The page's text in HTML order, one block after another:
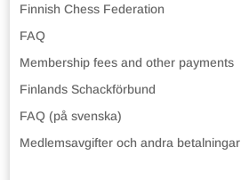
Finnish Chess Federation
FAQ
Membership fees and other payments
Finlands Schackförbund
FAQ (på svenska)
Medlemsavgifter och andra betalningar